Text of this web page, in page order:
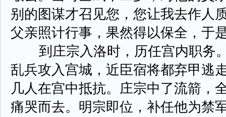
别的图谋才召见您，您让我去作人
父亲照计行事，果然得以保全，于
到庄宗入洛时，历任宫内职务
乱兵攻入宫城，近臣宿将都弃甲逃
几人在宫中抵抗。庄宗中了流箭，
痛哭而去。明宗即位，补任他为禁